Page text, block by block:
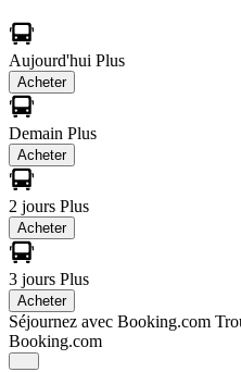
Aujourd'hui Plus
Acheter
Demain Plus
Acheter
2 jours Plus
Acheter
3 jours Plus
Acheter
Séjournez avec Booking.com
Booking.com